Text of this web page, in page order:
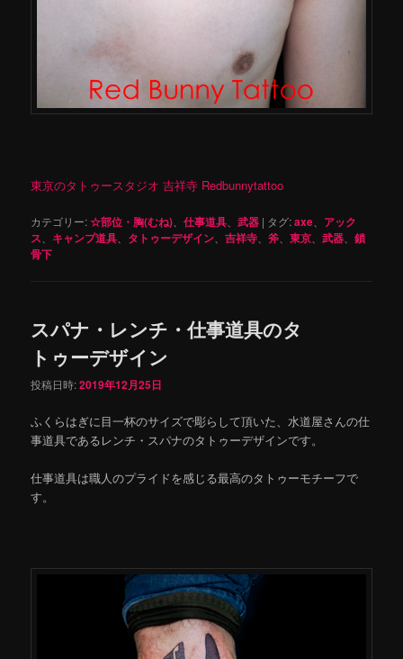
東京のタトゥースタジオ 吉祥寺 Redbunnytattoo
カテゴリー:☆部位・胸(むね) 、仕事道具 、武器 | タグ:axe
アック
ス
キャンプ道具 タトゥーデザイン 、吉祥寺 、斧 、東京 、武器 、鎖
骨下
スパナ・レンチ・仕事道具のタ
トゥーデザイン
投稿日時:2019年12月25日
ふくらはぎに目一杯のサイズで彫らして頂いた、水道屋さんの仕
事道具であるレンチ・スパナのタトゥーデザインです。
仕事道具は職人のプライドを感じる最高のタトゥーモチーフで
す。